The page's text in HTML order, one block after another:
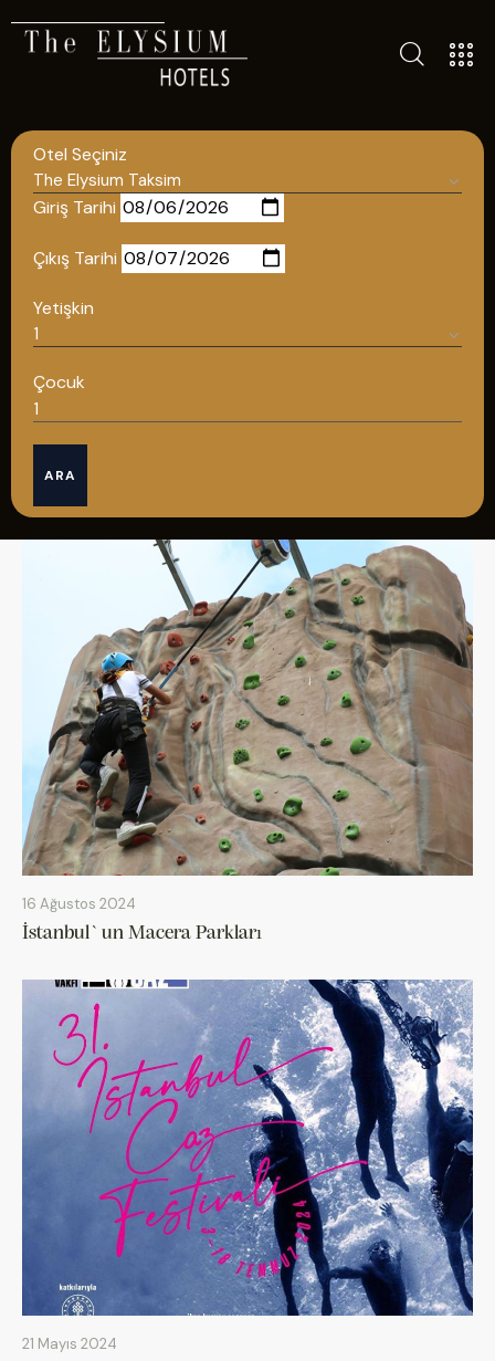
Otel Seçiniz
Giriş Tarihi
Çıkış Tarihi
Yetişkin
Çocuk
ARA
16 Ağustos 2024
İstanbul`un Macera Parkları
21 Mayıs 2024
TÜM OTELLERIMIZ
POLITIKALAR
GIZLILIK POLITIKASI
Türkçe
08502421818
REZERVASYON